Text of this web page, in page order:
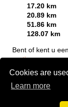
Cookies are
Learn more
17.20 km
20.89 km
51.86 km
128.07 km
Bent of kent u
gratis aan